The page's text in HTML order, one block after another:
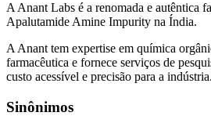
A Anant Labs é a renomada e autêntica
Apalutamide Amine Impurity na Índia.
A Anant tem expertise em química
farmacêutica e fornece serviços de
custo acessível e precisão para a indústria.
Sinônimos